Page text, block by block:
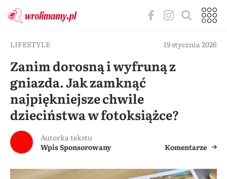
LIFESTYLE 19 stycznia 2026
Zanim dorosną i wyfruną z
gniazda. Jak zamknąć
najpiękniejsze chwile
dzieciństwa w fotoksiążce?
Autorka tekstu
Wpis Sponsorowany
Komentarze